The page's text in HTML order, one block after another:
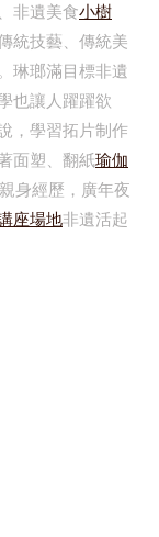
非遺美食小樹
統技藝、傳統美
琳瑯滿目標非遺
也讓人躍躍欲
，學習拓片制作
面塑、翻紙瑜伽
身經歷，廣年夜
座場地非遺活起